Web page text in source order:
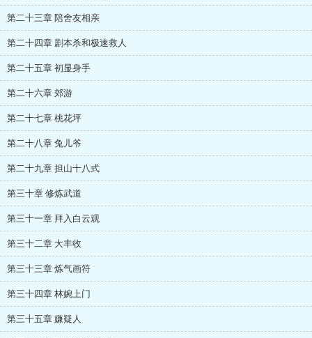
第二十三章 陪舍友相亲
第二十四章 剧本杀和极速救人
第二十五章 初显身手
第二十六章 郊游
第二十七章 桃花坪
第二十八章 兔儿爷
第二十九章 担山十八式
第三十章 修炼武道
第三十一章 拜入白云观
第三十二章 大丰收
第三十三章 炼气画符
第三十四章 林婉上门
第三十五章 嫌疑人